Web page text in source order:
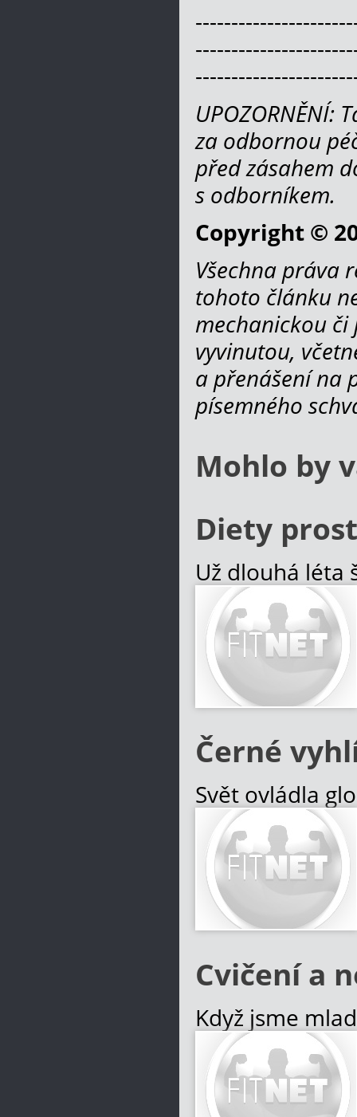
UPOZORNĚNÍ:
za odbornou
před zásahem
s odborníkem.
Copyright ©
Všechna práva
tohoto článku
mechanickou
vyvinutou,
a přenášení na
písemného
Mohlo by
Diety
Už dlouhá léta
a na
kontrolu
energie, ale
Více informací
Černé
Svět ovládla
na
dávají
příjemné
Více informací
Cvičení a
Když jsme
a vervou
Pokud
a ve